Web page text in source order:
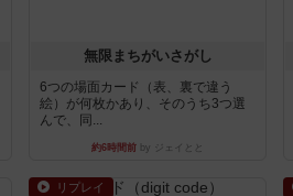
無限まちがいさがし
6つの場面カード（表、裏で違う
絵）が何枚かあり、そのうち3つ選
んで、同...
約6時間前 by ジェイとと
リプレイ